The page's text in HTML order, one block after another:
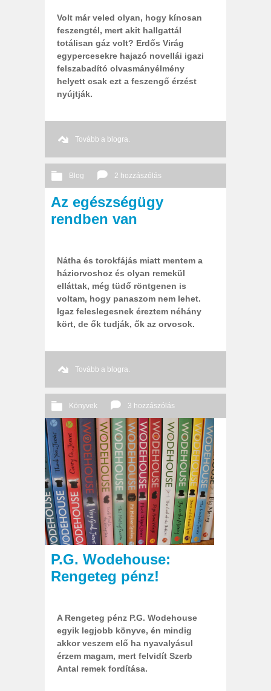
Volt már veled olyan, hogy kínosan
feszengtél, mert akit hallgattál
totálisan gáz volt? Erdős Virág
egypercesekre hajazó novellái igazi
felszabadító olvasmányélmény
helyett csak ezt a feszengő érzést
nyújtják.
Tovább a blogra.
Blog 2 hozzászólás
2013 11. 20. Őri András
Az egészségügy
rendben van
Nátha és torokfájás miatt mentem a
háziorvoshoz és olyan remekül
elláttak, még tüdő röntgenen is
voltam, hogy panaszom nem lehet.
Igaz feleslegesnek éreztem néhány
kört, de ők tudják, ők az orvosok.
Tovább a blogra.
Könyvek 3 hozzászólás
2013 11. 17. Őri András
P.G. Wodehouse:
Rengeteg pénz!
A Rengeteg pénz P.G. Wodehouse
egyik legjobb könyve, én mindig
akkor veszem elő ha nyavalyásul
érzem magam, mert felvidít Szerb
Antal remek fordítása.